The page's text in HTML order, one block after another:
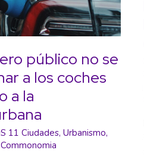
público no se
a los coches
a la
11 Ciudades, Urbanismo,
Commonomia